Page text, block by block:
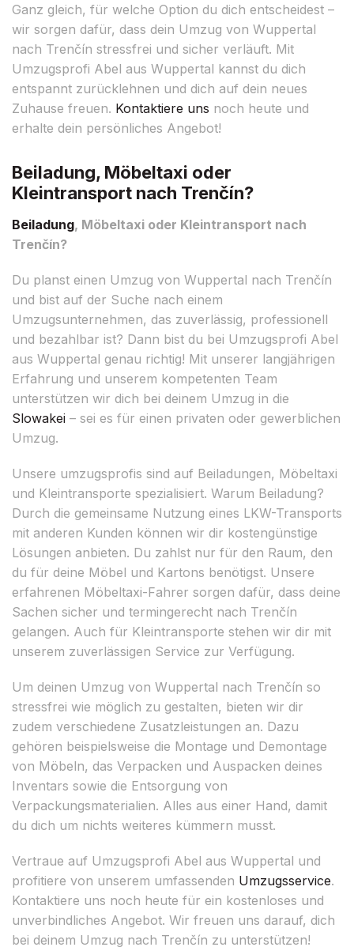
Ganz gleich, für welche Option du dich entscheidest –
wir sorgen dafür, dass dein Umzug von Wuppertal
nach Trenčín stressfrei und sicher verläuft. Mit
Umzugsprofi Abel aus Wuppertal kannst du dich
entspannt zurücklehnen und dich auf dein neues
Zuhause freuen. Kontaktiere uns noch heute und
erhalte dein persönliches Angebot!
Beiladung, Möbeltaxi oder
Kleintransport nach Trenčín?
Beiladung, Möbeltaxi oder Kleintransport nach
Trenčín?
Du planst einen Umzug von Wuppertal nach Trenčín
und bist auf der Suche nach einem
Umzugsunternehmen, das zuverlässig, professionell
und bezahlbar ist? Dann bist du bei Umzugsprofi Abel
aus Wuppertal genau richtig! Mit unserer langjährigen
Erfahrung und unserem kompetenten Team
unterstützen wir dich bei deinem Umzug in die
Slowakei – sei es für einen privaten oder gewerblichen
Umzug.
Unsere umzugsprofis sind auf Beiladungen, Möbeltaxi
und Kleintransporte spezialisiert. Warum Beiladung?
Durch die gemeinsame Nutzung eines LKW-Transports
mit anderen Kunden können wir dir kostengünstige
Lösungen anbieten. Du zahlst nur für den Raum, den
du für deine Möbel und Kartons benötigst. Unsere
erfahrenen Möbeltaxi-Fahrer sorgen dafür, dass deine
Sachen sicher und termingerecht nach Trenčín
gelangen. Auch für Kleintransporte stehen wir dir mit
unserem zuverlässigen Service zur Verfügung.
Um deinen Umzug von Wuppertal nach Trenčín so
stressfrei wie möglich zu gestalten, bieten wir dir
zudem verschiedene Zusatzleistungen an. Dazu
gehören beispielsweise die Montage und Demontage
von Möbeln, das Verpacken und Auspacken deines
Inventars sowie die Entsorgung von
Verpackungsmaterialien. Alles aus einer Hand, damit
du dich um nichts weiteres kümmern musst.
Vertraue auf Umzugsprofi Abel aus Wuppertal und
profitiere von unserem umfassenden Umzugsservice.
Kontaktiere uns noch heute für ein kostenloses und
unverbindliches Angebot. Wir freuen uns darauf, dich
bei deinem Umzug nach Trenčín zu unterstützen!